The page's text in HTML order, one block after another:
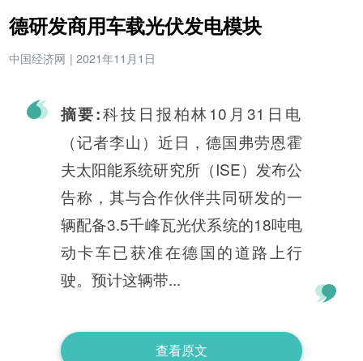
德研发商用车载光伏发电模块
中国经济网 | 2021年11月1日
摘要:科技日报柏林10月31日电
（记者李山）近日，德国弗劳恩霍
夫太阳能系统研究所（ISE）发布公
告称，其与合作伙伴共同研发的一
辆配备3.5千峰瓦光伏系统的18吨电
动卡车已获准在德国的道路上行
驶。预计这辆带...
查看原文